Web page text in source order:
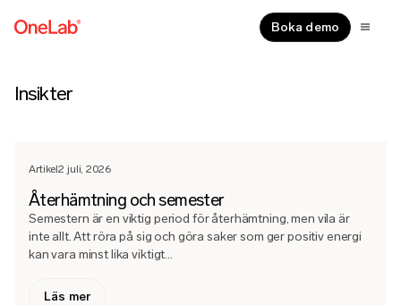
Boka demo
Insikter
Artikel2 juli, 2026
Återhämtning och semester
Semestern är en viktig period för återhämtning, men vila är
inte allt. Att röra på sig och göra saker som ger positiv energi
kan vara minst lika viktigt...
Läs merom Återhämtning och semester